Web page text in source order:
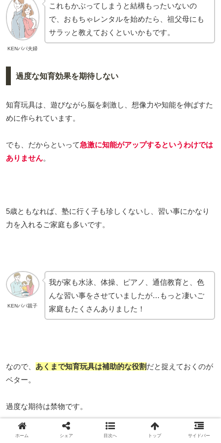
KENパパ夫婦
これもかぶってしまうと結構もったいないの
で、おもちゃレンタルを始めたら、祖父母にも
サラッと教えておくといいかもです。
過度な知育効果を期待しない
知育玩具は、遊びながら脳を刺激し、想像力や知能を伸ばすた
めに作られています。
でも、だからといって急激に知能がアップするというわけでは
ありません。
5歳ともなれば、塾に行く子も珍しくないし、習い事にかなり
力を入れるご家庭も多いです。
KENパパ親子
我が家も水泳、体操、ピアノ、通信教育と、色
んな習い事をさせていましたが…もっと凄いご
家庭もたくさんありました！
なので、 あくまで知育玩具は補助的な役割だと捉えておくのが
ベター。
過度な期待は禁物です。
ホーム シェア 目次へ トップ サイドバー